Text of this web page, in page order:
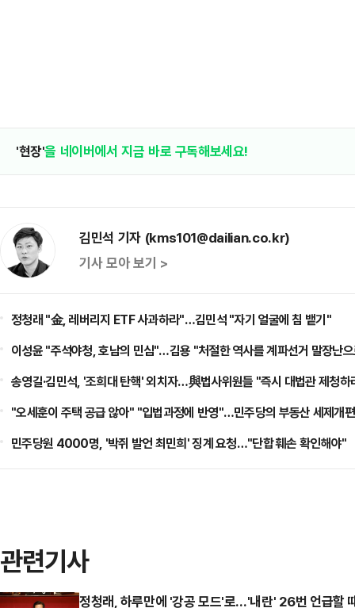
'현장'을 네이버에서 지금 바로 구독해보세요!
김민석 기자 (kms101@dailian.co.kr)
기사 모아 보기 >
정청래 "金, 레버리지 ETF 사과하라"…김민석 "자기 얼굴에 침 뱉기"
이성윤 "주석야청, 호남의 민심"…김용 "처절한 역사를 계파선거 말장난
송영길·김민석, '조희대 탄핵' 외치자…與법사위원들 "즉시 대법관 제청하
"오세훈이 주택 공급 않아" "입법과정에 반영"…민주당의 부동산 세제개
민주당원 4000명, '박쥐 발언 최민희' 징계 요청…"단합 훼손 확인해야"
관련기사
정청래, 하루만에 '강공 모드'로…'내란' 26번 언급할